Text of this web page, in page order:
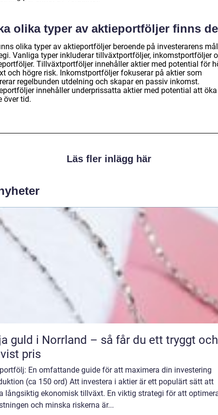
olika typer av aktieportföljer finns
olika typer av aktieportföljer beroende på investerarens
Vanliga typer inkluderar tillväxtportföljer, inkomstportföljer
Tillväxtportföljer innehåller aktier med potential för
och högre risk. Inkomstportföljer fokuserar på aktier som
regelbunden utdelning och skapar en passiv inkomst.
innehåller underprissatta aktier med potential att
över tid.
Läs fler inlägg här
guld i Norrland – så får du ett tryggt och
pris
En omfattande guide för att maximera din investering
(ca 150 ord) Att investera i aktier är ett populärt sätt att
långsiktig ekonomisk tillväxt. En viktig strategi för att
och minska riskerna är...